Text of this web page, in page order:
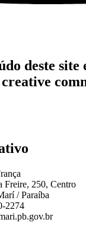
deste site
Freire, 250, Centro
/ Paraíba
2274